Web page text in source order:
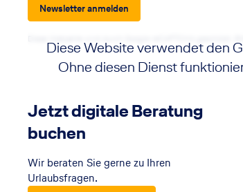
Newsletter anmelden
Diese Website verwendet den
Ohne diesen Dienst
der Nutzung des
Jetzt digitale Beratung
buchen
Wir beraten Sie gerne zu Ihren
Urlaubsfragen.